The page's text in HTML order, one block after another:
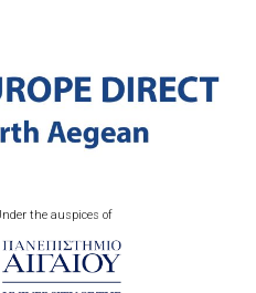
the auspices of